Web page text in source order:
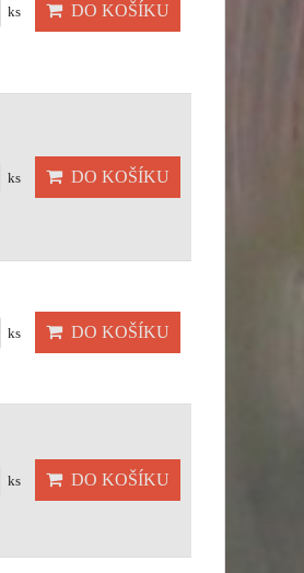
ks DO KOŠÍKU
ks DO KOŠÍKU
ks DO KOŠÍKU
ks DO KOŠÍKU